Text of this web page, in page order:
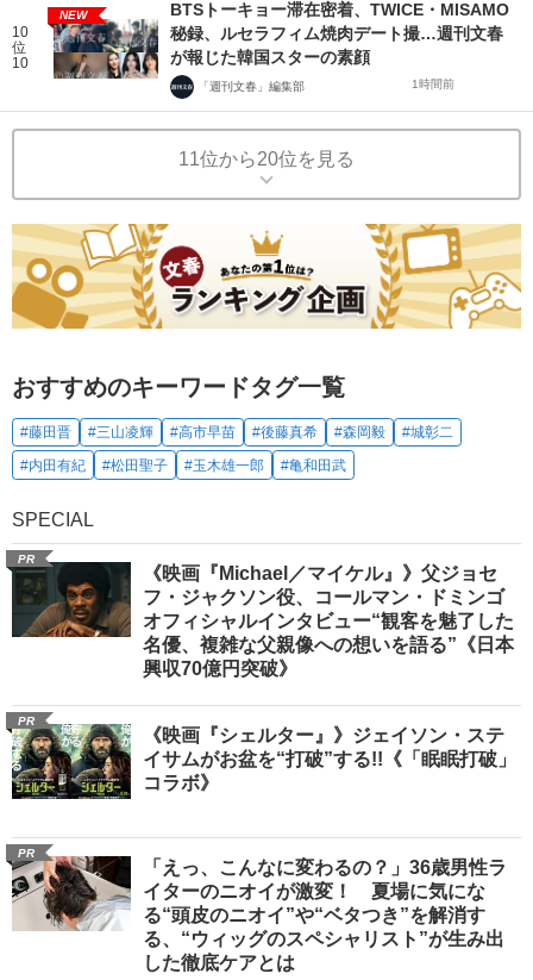
10
位
10
NEW
BTSトーキョー滞在密着、TWICE・MISAMO
秘録、ルセラフィム焼肉デート撮…週刊文春
が報じた韓国スターの素顔
「週刊文春」編集部 1時間前
11位から20位を見る
おすすめのキーワードタグ一覧
#藤田晋 #三山凌輝 #高市早苗 #後藤真希 #森岡毅
#城彰二
#内田有紀
#松田聖子 #玉木雄一郎 #亀和田武
SPECIAL
PR
《映画『Michael／マイケル』》父ジョセ
フ・ジャクソン役、コールマン・ドミンゴ
オフィシャルインタビュー“観客を魅了した
名優、複雑な父親像への想いを語る”《日本
興収70億円突破》
PR
《映画『シェルター』》ジェイソン・ステ
イサムがお盆を“打破”する!!《「眠眠打破」
コラボ》
PR
「えっ、こんなに変わるの？」36歳男性ラ
イターのニオイが激変！ 夏場に気にな
る“頭皮のニオイ”や“ベタつき”を解消す
る、“ウィッグのスペシャリスト”が生み出
した徹底ケアとは